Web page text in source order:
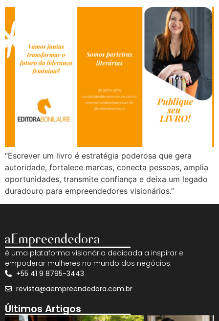
“Escrever um livro é estratégia poderosa que gera
autoridade, fortalece marcas, conecta pessoas, amplia
oportunidades, transmite confiança e deixa um legado
duradouro para empreendedores visionários.”
é uma plataforma visionária dedicada a inspirar e
empoderar mulheres no mundo dos negócios.
+55 41 9 8795-3443
revista@aempreendedora.com.br
Últimos Artigos